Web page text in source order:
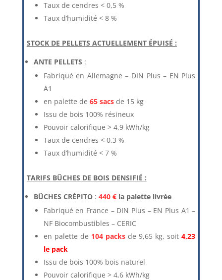
Taux de cendres < 0,5 %
Taux d’humidité < 8 %
STOCK DE PELLETS ACTUELLEMENT ÉPUISÉ :
ANTE PELLETS :
Fabriqué en Allemagne – DIN Plus – EN Plus
A1
en palette de 65 sacsde 15 kg
Issu de bois 100% résineux
Pouvoir calorifique > 4,9 kWh/kg
Taux de cendres < 0,3 %
Taux d’humidité < 7 %
TARIFS BÛCHES DE BOIS DENSIFIÉ :
BÛCHES CRÉPITO : 440 €la palette livrée
Fabriqué en France – DIN Plus – EN Plus A1 –
NF Biocombustibles – CERIC
en palette de 104 packsde 9,65 kg, soit4,23
le pack
Issu de bois 100% bois naturel
Pouvoir calorifique > 4,6 kWh/kg